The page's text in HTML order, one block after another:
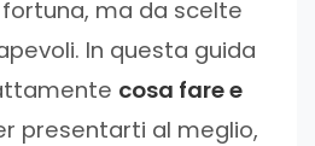
ma da scelte
In questa guida
cosa fare e
presentarti al meglio,